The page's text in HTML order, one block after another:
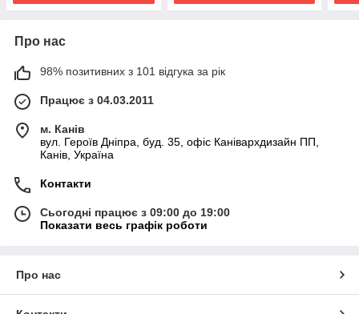
Про нас
98% позитивних з 101 відгука за рік
Працює з 04.03.2011
м. Канів
вул. Героїв Дніпра, буд. 35, офіс Канівархдизайн ПП,
Канів, Україна
Контакти
Сьогодні працює з 09:00 до 19:00
Показати весь графік роботи
Про нас